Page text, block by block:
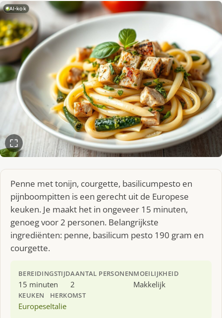
AI-kok
Penne met tonijn, courgette, basilicumpesto en
pijnboompitten is een gerecht uit de Europese
keuken. Je maakt het in ongeveer 15 minuten,
genoeg voor 2 personen. Belangrijkste
ingrediënten: penne, basilicum pesto 190 gram en
courgette.
BEREIDINGSTIJD
15 minuten
AANTAL PERSONEN
2
MOEILIJKHEID
Makkelijk
KEUKEN
Europese
HERKOMST
Italie